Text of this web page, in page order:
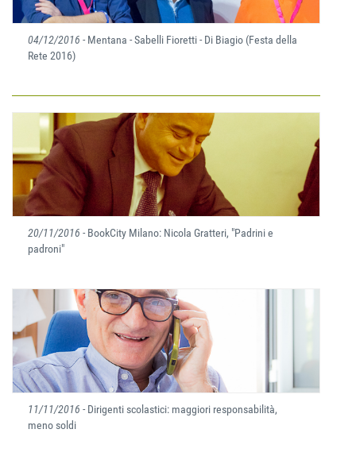
04/12/2016 - Mentana - Sabelli Fioretti - Di Biagio (Festa della
Rete 2016)
20/11/2016 - BookCity Milano: Nicola Gratteri, "Padrini e
padroni"
11/11/2016 - Dirigenti scolastici: maggiori responsabilità,
meno soldi